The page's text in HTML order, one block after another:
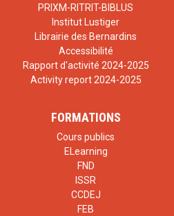
PRIXM-RITRIT-BIBLUS
Institut Lustiger
Librairie des Bernardins
Accessibilité
Rapport d'activité 2024-2025
Activity report 2024-2025
FORMATIONS
Cours publics
ELearning
FND
ISSR
CCDEJ
FEB